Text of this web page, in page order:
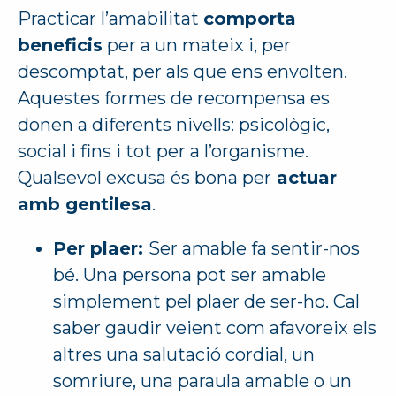
Practicar l’amabilitat comporta
beneficis per a un mateix i, per
descomptat, per als que ens envolten.
Aquestes formes de recompensa es
donen a diferents nivells: psicològic,
social i fins i tot per a l’organisme.
Qualsevol excusa és bona per actuar
amb gentilesa.
Per plaer: Ser amable fa sentir-nos
bé. Una persona pot ser amable
simplement pel plaer de ser-ho. Cal
saber gaudir veient com afavoreix els
altres una salutació cordial, un
somriure, una paraula amable o un